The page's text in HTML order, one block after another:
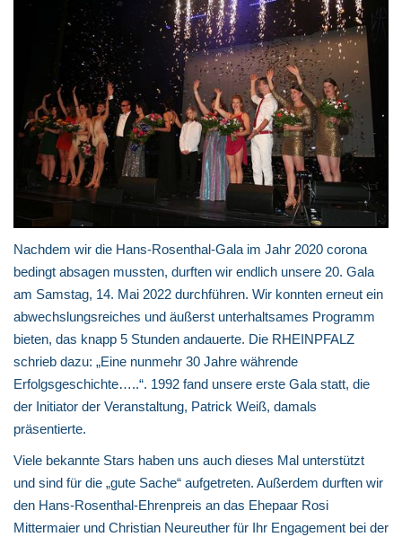
Nachdem wir die Hans-Rosenthal-Gala im Jahr 2020 corona
bedingt absagen mussten, durften wir endlich unsere 20. Gala
am Samstag, 14. Mai 2022 durchführen. Wir konnten erneut ein
abwechslungsreiches und äußerst unterhaltsames Programm
bieten, das knapp 5 Stunden andauerte. Die RHEINPFALZ
schrieb dazu: „Eine nunmehr 30 Jahre währende
Erfolgsgeschichte…..“. 1992 fand unsere erste Gala statt, die
der Initiator der Veranstaltung, Patrick Weiß, damals
präsentierte.
Viele bekannte Stars haben uns auch dieses Mal unterstützt
und sind für die „gute Sache“ aufgetreten. Außerdem durften wir
den Hans-Rosenthal-Ehrenpreis an das Ehepaar Rosi
Mittermaier und Christian Neureuther für Ihr Engagement bei der